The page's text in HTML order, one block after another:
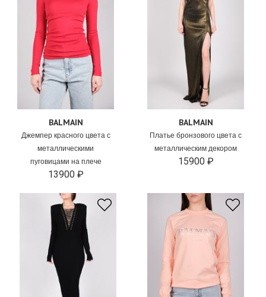
BALMAIN
Джемпер красного цвета с
металлическими
пуговицами на плече
13900 ₽
BALMAIN
Платье бронзового цвета с
металлическим декором
15900 ₽